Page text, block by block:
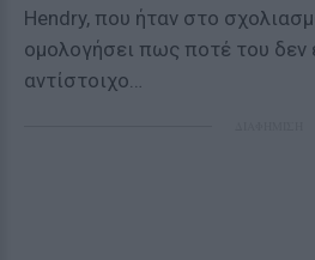
Hendry, που ήταν στο
ομολογήσει πως ποτέ του δεν
αντίστοιχο…